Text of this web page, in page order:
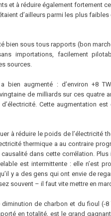
et à réduire également fortement
d’ailleurs parmi les plus faibles
bien sous tous rapports (bon
importations, facilement
sources.
bien augmenté : d’environ +8
de milliards sur ces quatre
Cette augmentation
à réduire le poids de l’électricité
thermique a au contraire
dans cette corrélation. Plus
est intermittente : elle n’est
y a des gens qui ont envie de
souvent – il faut vite mettre en
diminution de charbon et du fioul (-
en totalité, est le grand